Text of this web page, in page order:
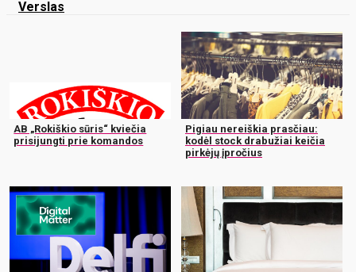
Verslas
AB „Rokiškio sūris“ kviečia
prisijungti prie komandos
Pigiau nereiškia prasčiau:
kodėl stock drabužiai keičia
pirkėjų įpročius